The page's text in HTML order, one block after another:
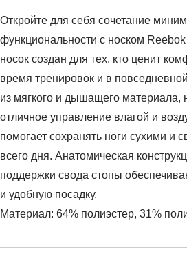
Откройте для себя сочетание
функциональности с носком
носок создан для тех, кто ценит
время тренировок и в
из мягкого и дышащего материала,
отличное управление влагой и
помогает сохранять ноги сухими и
всего дня. Анатомическая
поддержки свода стопы
и удобную посадку.
Материал: 64% полиэстер, 31%
Артикул:R-0400B
Условия оплаты